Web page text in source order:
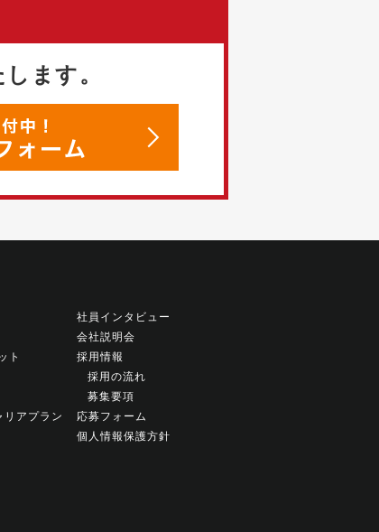
ます。
ト
リアプラン
社員インタビュー
会社説明会
採用情報
採用の流れ
募集要項
応募フォーム
個人情報保護方針